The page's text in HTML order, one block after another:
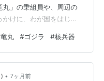
丸」の乗組員や、周辺の
けに、わが国をはじめ
爆大怪獣空想映画」の
実験で200万年の眠りか
ゴジラは日本の科学者が
イヤー」によって“駆
丸 #ゴジラ #核兵器
• 7ヶ月前